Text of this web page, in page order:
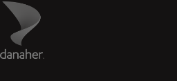
Danaher Logo